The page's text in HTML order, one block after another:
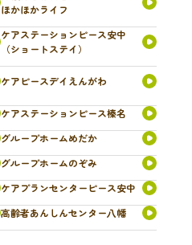
ほかほかライフ
ケアステーションピース安中
（ショートステイ）
ケアピースデイえんがわ
ケアステーションピース榛名
グループホームめだか
グループホームのぞみ
ケアプランセンターピース安中
高齢者あんしんセンター八幡